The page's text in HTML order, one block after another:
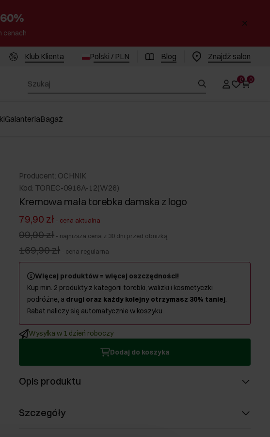
cenach
Klub Klienta Polski / PLN Blog Znajdż salon
0 0
GalanteriaBagaż
Producent: OCHNIK
Kod: TOREC-0916A-12(W26)
Kremowa mała torebka damska z logo
79,90 zł - cena aktualna
99,90 zł - najniższa cena z 30 dni przed obniżką
169,90 zł - cena regularna
Więcej produktów = więcej oszczędności!
Kup min. 2 produkty z kategorii torebki, walizki i kosmetyczki
podróżne, a drugi oraz każdy kolejny otrzymasz 30% taniej.
Rabat naliczy się automatycznie w koszyku.
Wysyłka w 1 dzień roboczy
Dodaj do koszyka
Opis produktu
Szczegóły